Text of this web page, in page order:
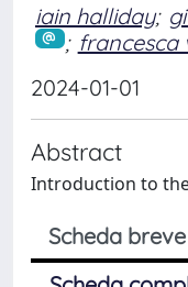
iain halliday;
; francesca
2024-01-01
Abstract
Introduction to
Scheda breve